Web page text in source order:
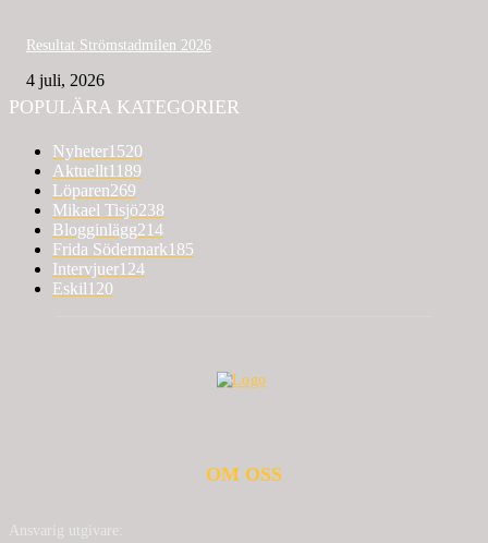
Resultat Strömstadmilen 2026
4 juli, 2026
POPULÄRA KATEGORIER
Nyheter1520
Aktuellt1189
Löparen269
Mikael Tisjö238
Blogginlägg214
Frida Södermark185
Intervjuer124
Eskil120
OM OSS
Ansvarig utgivare: